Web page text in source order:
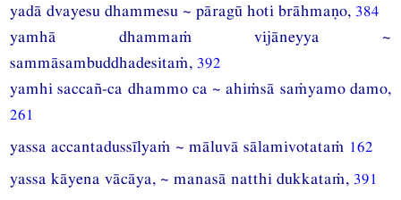
yadā dvayesu dhammesu ~ pāragū hoti brāhmaṇo, 384
yamhā dhammaṁ vijāneyya ~
sammāsambuddhadesitaṁ, 392
yamhi saccañ-ca dhammo ca ~ ahiṁsā saṁyamo damo,
261
yassa accantadussīlyaṁ ~ māluvā sālamivotataṁ 162
yassa kāyena vācāya, ~ manasā natthi dukkataṁ, 391